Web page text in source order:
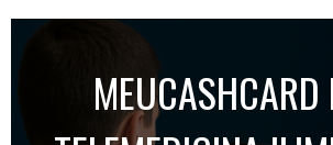
MEUCASHCARD